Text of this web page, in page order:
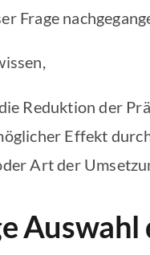
Frage
Reduktion der
Effekt
Art der
Auswahl